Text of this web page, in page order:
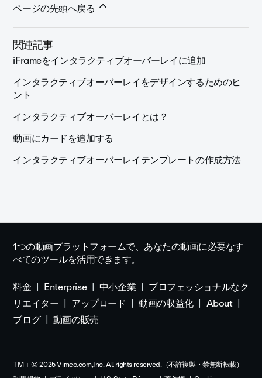
ページの先頭へ戻る
関連記事
iFrameをインタラクティブオーバーレイに追加
インタラクティブオーバーレイをデザインするためのヒ
ント
インタラクティブオーバーレイとは？
動画にカードを追加する
インタラクティブオーバーレイテンプレートの作成方法
1つの動画プラットフォームで、あなたの動画に必要なす
べてのツールを活用できます。
料金
Enterprise 中小企業
プロフェッショナルなク
リエイター
アップロード 動画の収益化
About
ブログ
動画の販売
TM + © 2025 Vimeo.com,Inc. All rights reserved.（不許複製・禁無断転載）